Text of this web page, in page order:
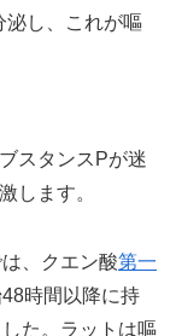
泌し、これが嘔
スタンスPが迷
します。
、クエン酸第一
時間以降に持
た。ラットは嘔